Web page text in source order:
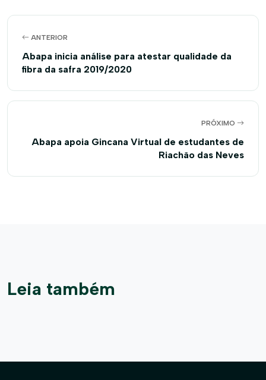
ANTERIOR
Abapa inicia análise para atestar qualidade da
fibra da safra 2019/2020
PRÓXIMO
Abapa apoia Gincana Virtual de estudantes de
Riachão das Neves
Leia também